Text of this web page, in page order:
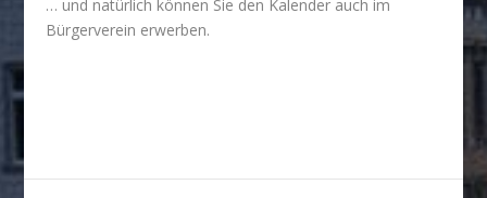
… und natürlich können Sie den Kalender auch im
Bürgerverein erwerben.